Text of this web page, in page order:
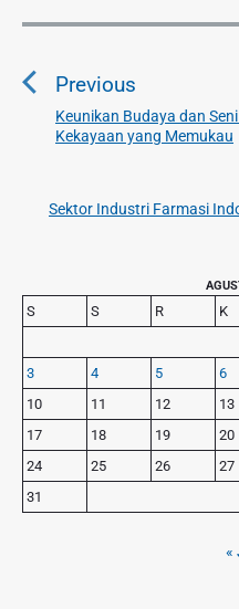
N
v
o
s
Previous
P
r
v
s
t
:
Keunikan Budaya dan
Kekayaan yang Memukau
Sektor Industri Farmasi
r
i
m
a
r
y
S
d
e
S S R K
3
4 5 6
10
11 12 13
17
18 19 20
24
25 26 27
31
«